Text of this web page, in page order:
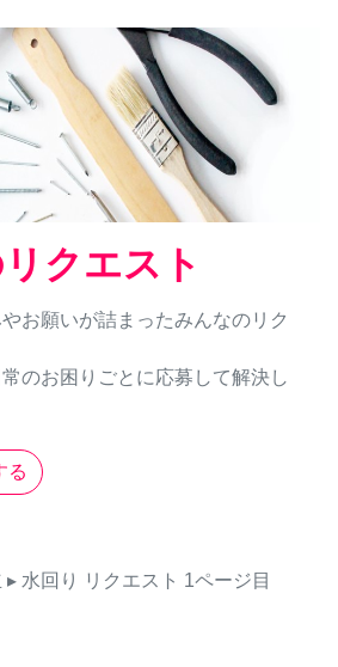
クエスト
お願いが詰まったみんなのリク
のお困りごとに応募して解決し
る
▸ 水回り リクエスト 1ページ目